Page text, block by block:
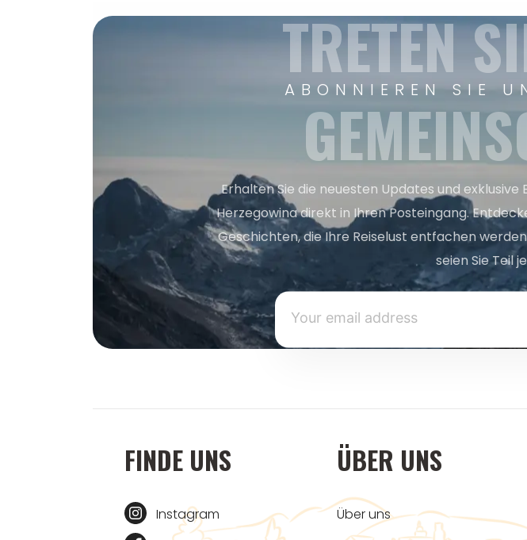
ABONNIEREN SIE
TRETEN
Erhalten Sie die neuesten Updates und
Herzegowina direkt in Ihren Posteingang.
Geschichten, die Ihre Reiselust entfachen
seien Sie Teil
FINDE UNS
Instagram
ÜBER UNS
Über uns